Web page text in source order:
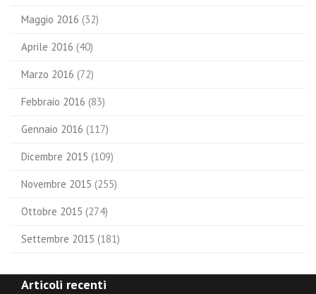
Maggio 2016 (32)
Aprile 2016 (40)
Marzo 2016 (72)
Febbraio 2016 (83)
Gennaio 2016 (117)
Dicembre 2015 (109)
Novembre 2015 (255)
Ottobre 2015 (274)
Settembre 2015 (181)
Articoli recenti